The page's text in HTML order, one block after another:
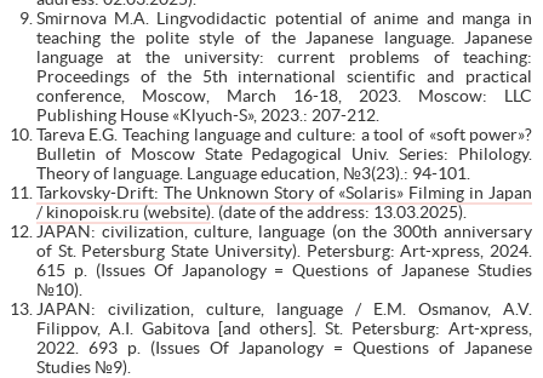
Smirnova M.A. Lingvodidactic potential of anime and manga in
teaching the polite style of the Japanese language. Japanese
language at the university: current problems of teaching:
Proceedings of the 5th international scientific and practical
conference, Moscow, March 16-18, 2023. Moscow: LLC
Publishing House «Klyuch-S», 2023.: 207-212.
Tareva E.G. Teaching language and culture: a tool of «soft power»?
Bulletin of Moscow State Pedagogical Univ. Series: Philology.
Theory of language. Language education, №3(23).: 94-101.
Tarkovsky-Drift: The Unknown Story of «Solaris» Filming in Japan
/ kinopoisk.ru (website). (date of the address: 13.03.2025).
JAPAN: civilization, culture, language (on the 300th anniversary
of St. Petersburg State University). Petersburg: Art-xpress, 2024.
615 p. (Issues Of Japanology = Questions of Japanese Studies
№10).
JAPAN: civilization, culture, language / E.M. Osmanov, A.V.
Filippov, A.I. Gabitova [and others]. St. Petersburg: Art-xpress,
2022. 693 p. (Issues Of Japanology = Questions of Japanese
Studies №9).